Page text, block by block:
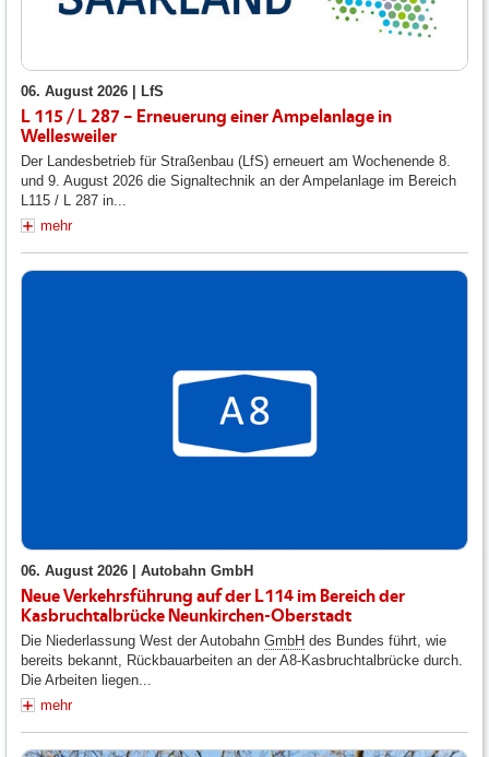
06. August 2026 | LfS
L 115 / L 287 – Erneuerung einer Ampelanlage in
Wellesweiler
Der Landesbetrieb für Straßenbau (LfS) erneuert am Wochenende 8.
und 9. August 2026 die Signaltechnik an der Ampelanlage im Bereich
L115 / L 287 in...
mehr
06. August 2026 | Autobahn GmbH
Neue Verkehrsführung auf der L114 im Bereich der
Kasbruchtalbrücke Neunkirchen-Oberstadt
Die Niederlassung West der Autobahn GmbH des Bundes führt, wie
bereits bekannt, Rückbauarbeiten an der A8-Kasbruchtalbrücke durch.
Die Arbeiten liegen...
mehr